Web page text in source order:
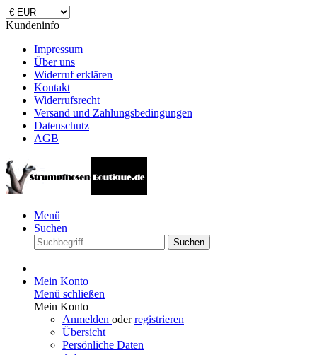
Kundeninfo
Impressum
Über uns
Widerruf erklären
Kontakt
Widerrufsrecht
Versand und Zahlungsbedingungen
Datenschutz
AGB
Menü
Suchen
Suchen
Mein Konto
Menü schließen
Mein Konto
Anmelden oderregistrieren
Übersicht
Persönliche Daten